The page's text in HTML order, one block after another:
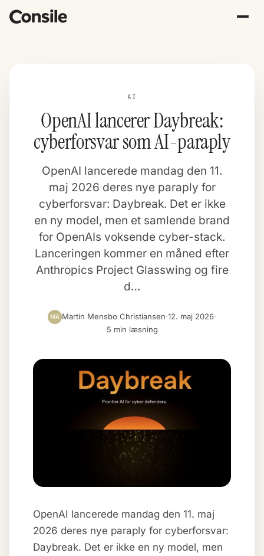
AI
OpenAI lancerer Daybreak:
cyberforsvar som AI-paraply
OpenAI lancerede mandag den 11.
maj 2026 deres nye paraply for
cyberforsvar: Daybreak. Det er ikke
en ny model, men et samlende brand
for OpenAIs voksende cyber-stack.
Lanceringen kommer en måned efter
Anthropics Project Glasswing og fire
d…
MA Martin Mensbo Christiansen·12. maj 2026·
5 min læsning
OpenAI lancerede mandag den 11. maj
2026 deres nye paraply for cyberforsvar:
Daybreak. Det er ikke en ny model, men